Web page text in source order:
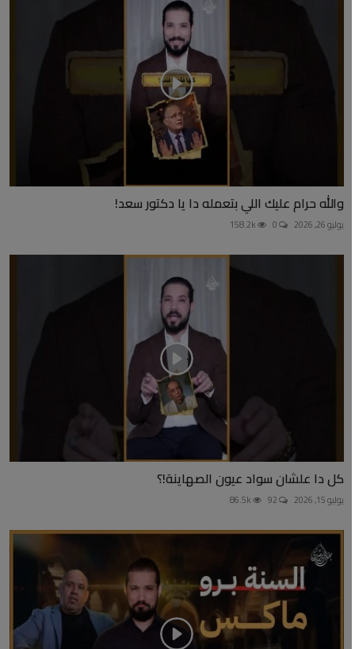
والله حرام عليك اللي بتعمله دا يا دكتور سعد!
يوليو 26, 2026 0
158.2k
كل دا علشان سواد عيون الصهاينة!؟
يوليو 15, 2026 92
86.5k